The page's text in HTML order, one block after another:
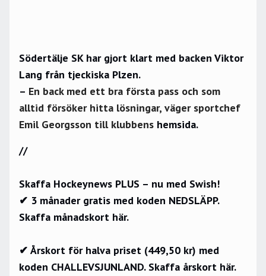
Södertälje SK har gjort klart med backen Viktor
Lang från tjeckiska Plzen.
– En back med ett bra första pass och som
alltid försöker hitta lösningar, väger sportchef
Emil Georgsson till klubbens hemsida.
//
Skaffa Hockeynews PLUS – nu med Swish!
✔ 3 månader gratis med koden NEDSLÄPP.
Skaffa månadskort här.
✔ Årskort för halva priset (449,50 kr) med
koden CHALLEVSJUNLAND. Skaffa årskort här.